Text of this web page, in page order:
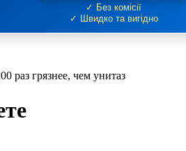
✓ Без комісії
✓ Швидко та вигідно
раз грязнее, чем унитаз